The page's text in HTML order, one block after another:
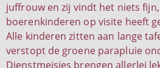
juffrouw en zij vindt het niets
boerenkinderen op visite heeft
Alle kinderen zitten aan lange
verstopt de groene parapluie
Dienstmeisjes brengen allerlei